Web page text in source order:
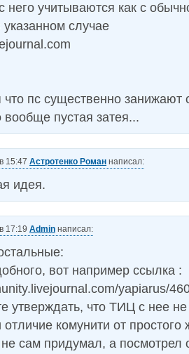
него учитываются как с
указанном случае
что пс существенно
вообще пустая затея...
15:47 Астротенко Роман написал:
идея.
17:19 Admin написал:
вот например ссылка :
yapiarus/
утверждать, что ТИЦ с нее
отличие комунити от
сам придумал, а посмотрел